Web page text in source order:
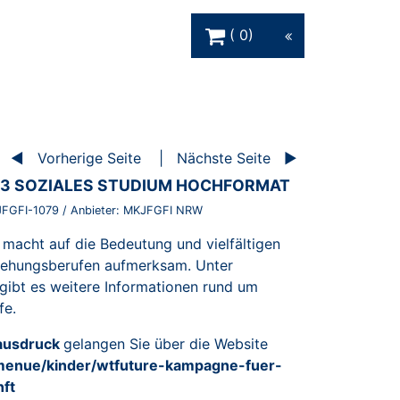
0
Vorherige Seite Nächste Seite
SOZIALES STUDIUM HOCHFORMAT
1079 / Anbieter: MKJFGFI NRW
macht auf die Bedeutung und vielfältigen
aufmerksam. Unter
gibt es weitere Informationen rund um
gelangen Sie über die Website
kinder/wtfuture-kampagne-fuer-